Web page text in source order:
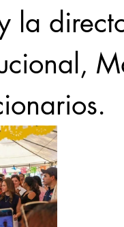
la